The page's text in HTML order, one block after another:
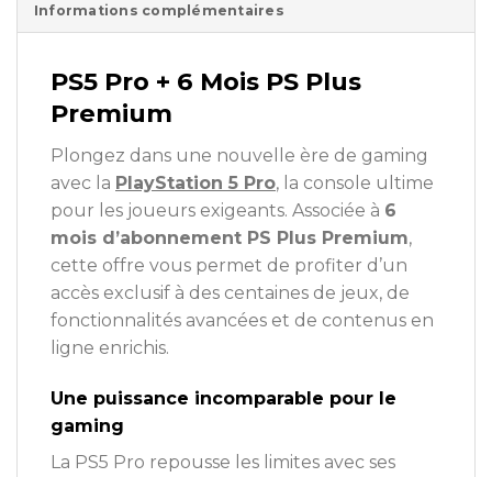
Informations complémentaires
PS5 Pro + 6 Mois PS Plus
Premium
Plongez dans une nouvelle ère de gaming
avec la PlayStation 5 Pro, la console ultime
pour les joueurs exigeants. Associée à 6
mois d’abonnement PS Plus Premium,
cette offre vous permet de profiter d’un
accès exclusif à des centaines de jeux, de
fonctionnalités avancées et de contenus en
ligne enrichis.
Une puissance incomparable pour le
gaming
La PS5 Pro repousse les limites avec ses